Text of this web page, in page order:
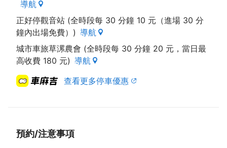
從濱海公路開始的環島旅行，以最近的距離挑望美麗的
台灣海峽．
導航
正好停觀音站 (全時段每 30 分鐘 10 元（進場 30 分
鐘內出場免費）) 導航
城市車旅草漯農會 (全時段每 30 分鐘 20 元，當日最
高收費 180 元) 導航
查看更多停車優惠
預約/注意事項